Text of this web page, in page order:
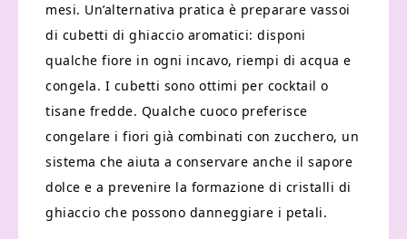
mesi. Un’alternativa pratica è preparare vassoi
di cubetti di ghiaccio aromatici: disponi
qualche fiore in ogni incavo, riempi di acqua e
congela. I cubetti sono ottimi per cocktail o
tisane fredde. Qualche cuoco preferisce
congelare i fiori già combinati con zucchero, un
sistema che aiuta a conservare anche il sapore
dolce e a prevenire la formazione di cristalli di
ghiaccio che possono danneggiare i petali.